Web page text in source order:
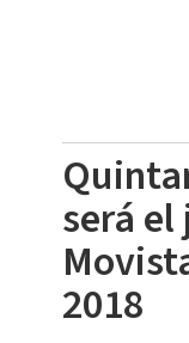
será
2018